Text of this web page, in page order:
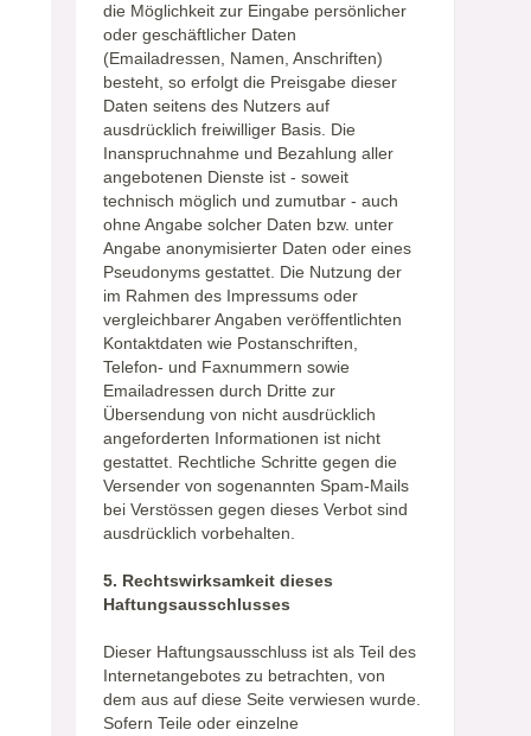
die Möglichkeit zur Eingabe persönlicher
oder geschäftlicher Daten
(Emailadressen, Namen, Anschriften)
besteht, so erfolgt die Preisgabe dieser
Daten seitens des Nutzers auf
ausdrücklich freiwilliger Basis. Die
Inanspruchnahme und Bezahlung aller
angebotenen Dienste ist - soweit
technisch möglich und zumutbar - auch
ohne Angabe solcher Daten bzw. unter
Angabe anonymisierter Daten oder eines
Pseudonyms gestattet. Die Nutzung der
im Rahmen des Impressums oder
vergleichbarer Angaben veröffentlichten
Kontaktdaten wie Postanschriften,
Telefon- und Faxnummern sowie
Emailadressen durch Dritte zur
Übersendung von nicht ausdrücklich
angeforderten Informationen ist nicht
gestattet. Rechtliche Schritte gegen die
Versender von sogenannten Spam-Mails
bei Verstössen gegen dieses Verbot sind
ausdrücklich vorbehalten.
5. Rechtswirksamkeit dieses
Haftungsausschlusses
Dieser Haftungsausschluss ist als Teil des
Internetangebotes zu betrachten, von
dem aus auf diese Seite verwiesen wurde.
Sofern Teile oder einzelne